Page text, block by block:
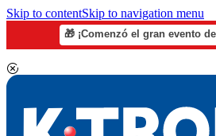
Skip to contentSkip to navigation menu
🎁 ¡Comenzó el gran evento